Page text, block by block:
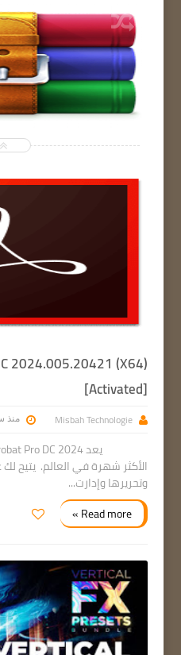
2024.005.20421 (X64)
[Activated]
Misbah Technologie منذ
وتحريرها وإدارت...
Read more »